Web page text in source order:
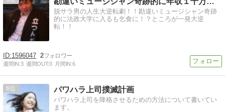
脱サラ男の人生大逆転劇！！勘違いミュージシャン奇跡
的に法政大学に入るも乞食に！？ところが一発大逆
転！！
1596047 2
週間IN:3 週間OUT:0 月間IN:6
6 パワハラ上司撲滅計画
パワハラ上司を降格させるための方法について書いてい
ます。